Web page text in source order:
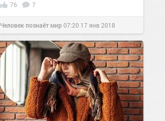
76 7
Человек познаёт мир07:20 17 янв 2018